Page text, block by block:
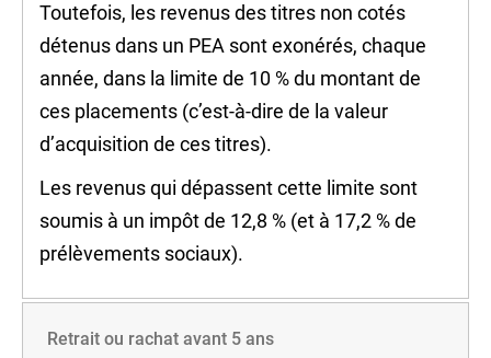
Toutefois, les revenus destitres non cotés
détenus dans un PEA sont exonérés, chaque
année, dans la limite de 10 %du montant de
ces placements (c’est-à-dire de la valeur
d’acquisition de ces titres).
Les revenus qui dépassent cette limite sont
soumis à un impôt de 12,8 % (et à 17,2 %de
prélèvements sociaux).
Retrait ou rachat avant 5 ans